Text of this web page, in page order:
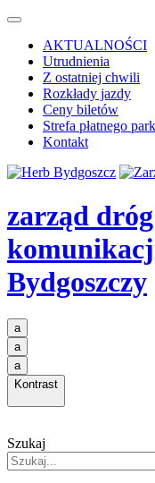
AKTUALNOŚCI
Utrudnienia
Z ostatniej chwili
Rozkłady jazdy
Ceny biletów
Strefa płatnego
Kontakt
zarząd
Bydgoszczy
a
a
a
Kontrast
Szukaj